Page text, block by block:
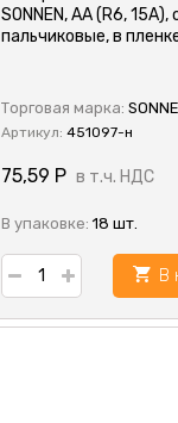
SONNEN, АА (R6, 15А),
пальчиковые, в
Торговая марка:
Артикул: 451097-н
75,59 Р в т.ч. НДС
В упаковке: 18 шт.
В